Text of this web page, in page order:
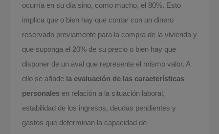
ocurría en su día sino, como mucho, el 80%. Esto
implica que o bien hay que contar con un dinero
reservado previamente para la compra de la vivienda y
que suponga el 20% de su precio o bien hay que
disponer de un aval que represente el mismo valor. A
ello se añade la evaluación de las características
personales en relación a la situación laboral,
estabilidad de los ingresos, deudas pendientes y
gastos que determinan la capacidad de